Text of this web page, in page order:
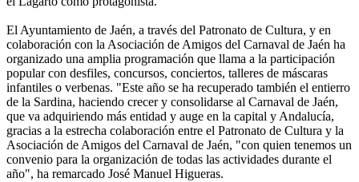
El Ayuntamiento de Jaén, a través del Patronato de Cultura, y en
colaboración con la Asociación de Amigos del Carnaval de Jaén ha
organizado una amplia programación que llama a la participación
popular con desfiles, concursos, conciertos, talleres de máscaras
infantiles o verbenas. "Este año se ha recuperado también el entierro
de la Sardina, haciendo crecer y consolidarse al Carnaval de Jaén,
que va adquiriendo más entidad y auge en la capital y Andalucía,
gracias a la estrecha colaboración entre el Patronato de Cultura y la
Asociación de Amigos del Carnaval de Jaén, "con quien tenemos un
convenio para la organización de todas las actividades durante el
año", ha remarcado José Manuel Higueras.